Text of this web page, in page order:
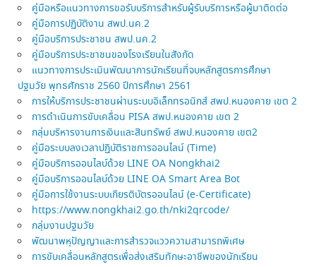
คู่มือหรือแนวทางการขอรับบริการสำหรับผู้รับบริการหรือผู้มาติดต่อ
คู่มือการปฏิบัติงาน สพป.นค.2
คู่มือบริการประชาชน สพป.นค.2
คู่มือบริการประชาชนของโรงเรียนในสังกัด
แนวทางการประเมินพัฒนาการนักเรียนที่จบหลักสูตรการศึกษา
ปฐมวัย พุทธศักราช 2560 ปีการศึกษา 2561
การให้บริการประชาชนผ่านระบบอิเล็กทรอนิกส์ สพป.หนองคาย เขต 2
การดำเนินการขับเคลื่อน PISA สพป.หนองคาย เขต 2
กลุ่มบริหารงานการเงินและสินทรัพย์ สพป.หนองคาย เขต2
คู่มือระบบลงเวลาปฏิบัติราชการออนไลน์ (Time)
คู่มือบริการออนไลบ์ด้วย LINE OA Nongkhai2
คู่มือบริการออนไลบ์ด้วย LINE OA Smart Area Bot
คู่มือการใช้งานระบบเกียรติบัตรออนไลน์ (e-Certificate)
https://www.nongkhai2.go.th/nki2qrcode/
กลุ่มงานปฐมวัย
พัฒนาพหุปัญญาและการสำรวจแววความสามารถพิเศษ
การขับเคลื่อนหลักสูตรเพื่อส่งเสริมทักษะอาชีพของนักเรียน